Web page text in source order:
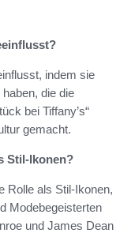
indem sie
die die
bei Tiffany’s“
gemacht.
Stil-Ikonen?
Rolle als Stil-Ikonen,
Modebegeisterten
und James Dean